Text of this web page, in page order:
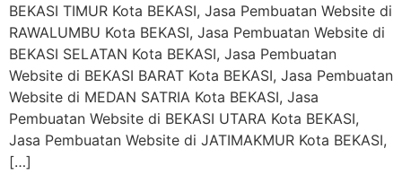
BEKASI TIMUR Kota BEKASI, Jasa Pembuatan Website di
RAWALUMBU Kota BEKASI, Jasa Pembuatan Website di
BEKASI SELATAN Kota BEKASI, Jasa Pembuatan
Website di BEKASI BARAT Kota BEKASI, Jasa Pembuatan
Website di MEDAN SATRIA Kota BEKASI, Jasa
Pembuatan Website di BEKASI UTARA Kota BEKASI,
Jasa Pembuatan Website di JATIMAKMUR Kota BEKASI,
[…]